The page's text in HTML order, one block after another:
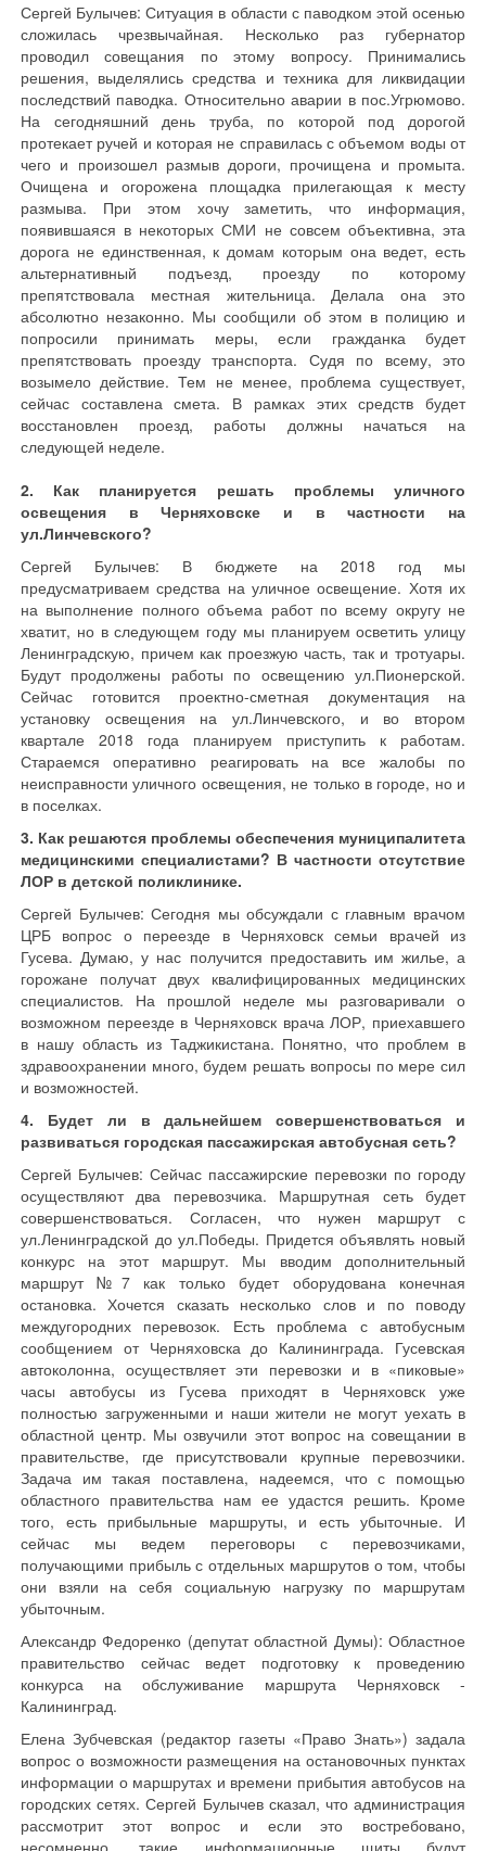
Сергей Булычев: Ситуация в области с паводком этой осенью
сложилась чрезвычайная. Несколько раз губернатор
проводил совещания по этому вопросу. Принимались
решения, выделялись средства и техника для ликвидации
последствий паводка. Относительно аварии в пос.Угрюмово.
На сегодняшний день труба, по которой под дорогой
протекает ручей и которая не справилась с объемом воды от
чего и произошел размыв дороги, прочищена и промыта.
Очищена и огорожена площадка прилегающая к месту
размыва. При этом хочу заметить, что информация,
появившаяся в некоторых СМИ не совсем объективна, эта
дорога не единственная, к домам которым она ведет, есть
альтернативный подъезд, проезду по которому
препятствовала местная жительница. Делала она это
абсолютно незаконно. Мы сообщили об этом в полицию и
попросили принимать меры, если гражданка будет
препятствовать проезду транспорта. Судя по всему, это
возымело действие. Тем не менее, проблема существует,
сейчас составлена смета. В рамках этих средств будет
восстановлен проезд, работы должны начаться на
следующей неделе.
2. Как планируется решать проблемы уличного
освещения в Черняховске и в частности на
ул.Линчевского?
Сергей Булычев: В бюджете на 2018 год мы
предусматриваем средства на уличное освещение. Хотя их
на выполнение полного объема работ по всему округу не
хватит, но в следующем году мы планируем осветить улицу
Ленинградскую, причем как проезжую часть, так и тротуары.
Будут продолжены работы по освещению ул.Пионерской.
Сейчас готовится проектно-сметная документация на
установку освещения на ул.Линчевского, и во втором
квартале 2018 года планируем приступить к работам.
Стараемся оперативно реагировать на все жалобы по
неисправности уличного освещения, не только в городе, но и
в поселках.
3. Как решаются проблемы обеспечения муниципалитета
медицинскими специалистами? В частности отсутствие
ЛОР в детской поликлинике.
Сергей Булычев: Сегодня мы обсуждали с главным врачом
ЦРБ вопрос о переезде в Черняховск семьи врачей из
Гусева. Думаю, у нас получится предоставить им жилье, а
горожане получат двух квалифицированных медицинских
специалистов. На прошлой неделе мы разговаривали о
возможном переезде в Черняховск врача ЛОР, приехавшего
в нашу область из Таджикистана. Понятно, что проблем в
здравоохранении много, будем решать вопросы по мере сил
и возможностей.
4. Будет ли в дальнейшем совершенствоваться и
развиваться городская пассажирская автобусная сеть?
Сергей Булычев: Сейчас пассажирские перевозки по городу
осуществляют два перевозчика. Маршрутная сеть будет
совершенствоваться. Согласен, что нужен маршрут с
ул.Ленинградской до ул.Победы. Придется объявлять новый
конкурс на этот маршрут. Мы вводим дополнительный
маршрут №7 как только будет оборудована конечная
остановка. Хочется сказать несколько слов и по поводу
междугородних перевозок. Есть проблема с автобусным
сообщением от Черняховска до Калининграда. Гусевская
автоколонна, осуществляет эти перевозки и в «пиковые»
часы автобусы из Гусева приходят в Черняховск уже
полностью загруженными и наши жители не могут уехать в
областной центр. Мы озвучили этот вопрос на совещании в
правительстве, где присутствовали крупные перевозчики.
Задача им такая поставлена, надеемся, что с помощью
областного правительства нам ее удастся решить. Кроме
того, есть прибыльные маршруты, и есть убыточные. И
сейчас мы ведем переговоры с перевозчиками,
получающими прибыль с отдельных маршрутов о том, чтобы
они взяли на себя социальную нагрузку по маршрутам
убыточным.
Александр Федоренко (депутат областной Думы): Областное
правительство сейчас ведет подготовку к проведению
конкурса на обслуживание маршрута Черняховск -
Калининград.
Елена Зубчевская (редактор газеты «Право Знать») задала
вопрос о возможности размещения на остановочных пунктах
информации о маршрутах и времени прибытия автобусов на
городских сетях. Сергей Булычев сказал, что администрация
рассмотрит этот вопрос и если это востребовано,
несомненно, такие информационные щиты будут